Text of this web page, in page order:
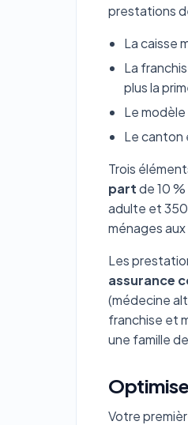
prestations
La caisse
La
plus la
Le
Le canton
Trois
partde 10
adulte et 350
ménages
Les
assurance
(médecine
franchise et
une famille
Votre